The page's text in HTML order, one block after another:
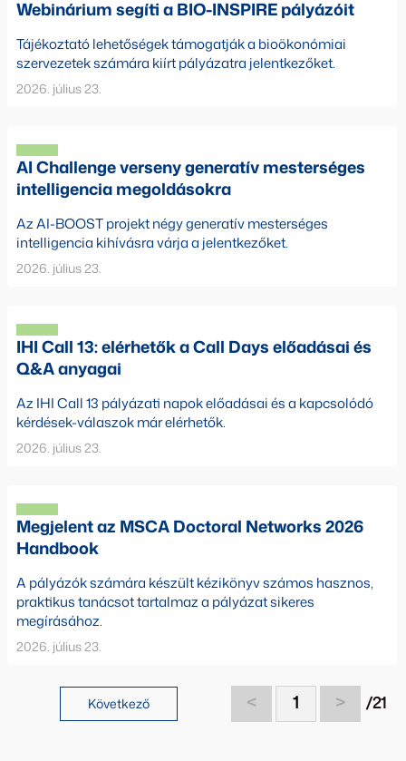
Webinárium segíti a BIO-INSPIRE pályázóit
Tájékoztató lehetőségek támogatják a bioökonómiai
szervezetek számára kiírt pályázatra jelentkezőket.
2026. július 23.
AI Challenge verseny generatív mesterséges
intelligencia megoldásokra
Az AI-BOOST projekt négy generatív mesterséges
intelligencia kihívásra várja a jelentkezőket.
2026. július 23.
IHI Call 13: elérhetők a Call Days előadásai és
Q&A anyagai
Az IHI Call 13 pályázati napok előadásai és a kapcsolódó
kérdések-válaszok már elérhetők.
2026. július 23.
Megjelent az MSCA Doctoral Networks 2026
Handbook
A pályázók számára készült kézikönyv számos hasznos,
praktikus tanácsot tartalmaz a pályázat sikeres
megírásához.
2026. július 23.
< 1 > /21
Következő